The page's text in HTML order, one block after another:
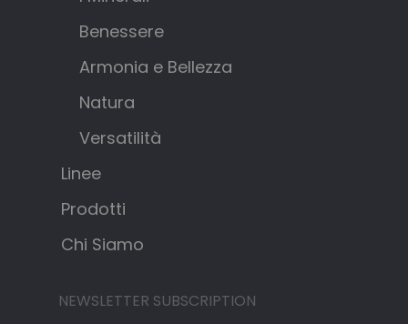
Benessere
Armonia e Bellezza
Natura
Versatilità
Linee
Prodotti
Chi Siamo
NEWSLETTER SUBSCRIPTION